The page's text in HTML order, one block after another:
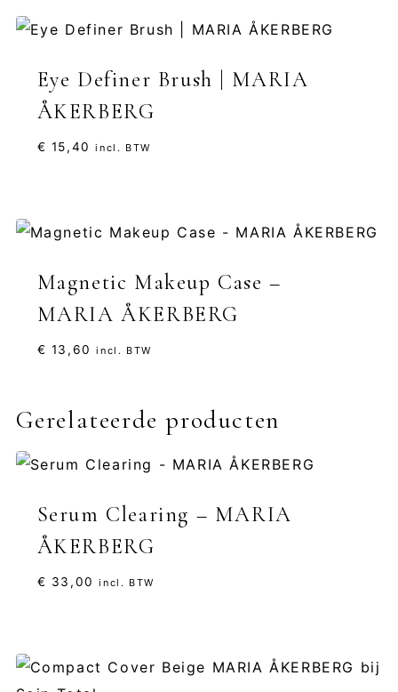
Eye Definer Brush | MARIA
ÅKERBERG
€ 15,40 incl. BTW
Magnetic Makeup Case –
MARIA ÅKERBERG
€ 13,60 incl. BTW
Gerelateerde producten
Serum Clearing – MARIA
ÅKERBERG
€ 33,00 incl. BTW